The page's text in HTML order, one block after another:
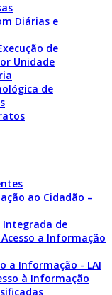
Diárias e
de
Unidade
de
ao Cidadão –
de
a Informação
a Informação - LAI
à Informação